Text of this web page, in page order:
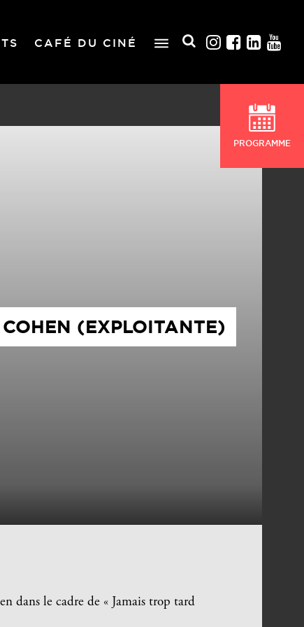
CAFÉ DU CINÉ
PROGRAMME
(EXPLOITANTE)
dans le cadre de « Jamais trop tard